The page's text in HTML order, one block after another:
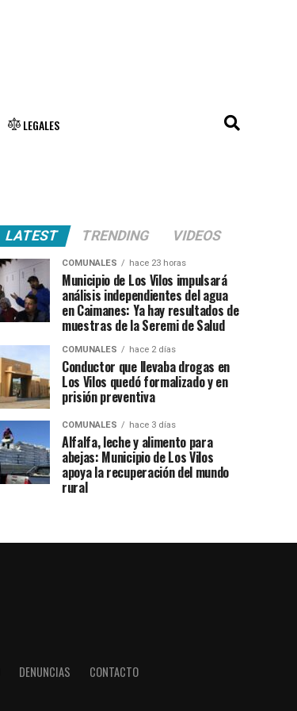
LEGALES
LATEST TRENDING VIDEOS
COMUNALES hace 23 horas
Municipio de Los Vilos impulsará
análisis independientes del agua
en Caimanes: Ya hay resultados de
muestras de la Seremi de Salud
COMUNALES hace 2 días
Conductor que llevaba drogas en
Los Vilos quedó formalizado y en
prisión preventiva
COMUNALES hace 3 días
Alfalfa, leche y alimento para
abejas: Municipio de Los Vilos
apoya la recuperación del mundo
rural
DENUNCIAS CONTACTO